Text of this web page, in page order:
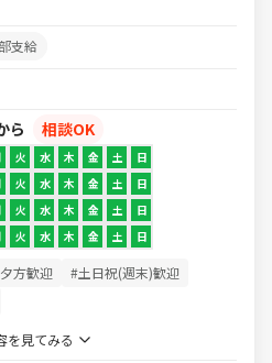
支給
ら
相談OK
火 水 木 金 土 日
火 水 木 金 土 日
火 水 木 金 土 日
火 水 木 金 土 日
方歓迎
#土日祝(週末)歓迎
を見てみる